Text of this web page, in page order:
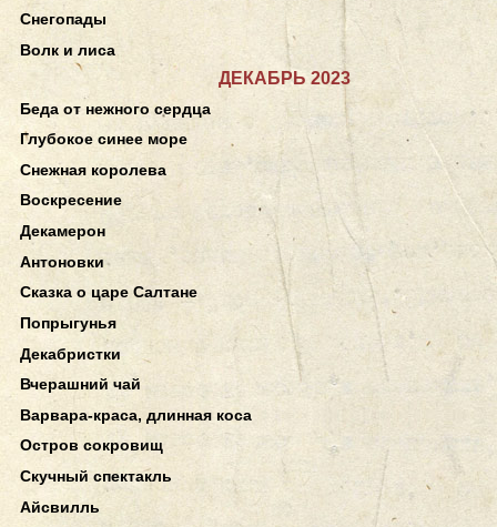
Снегопады
Волк и лиса
ДЕКАБРЬ 2023
Беда от нежного сердца
Глубокое синее море
Снежная королева
Воскресение
Декамерон
Антоновки
Сказка о царе Салтане
Попрыгунья
Декабристки
Вчерашний чай
Варвара-краса, длинная коса
Остров сокровищ
Скучный спектакль
Айсвилль